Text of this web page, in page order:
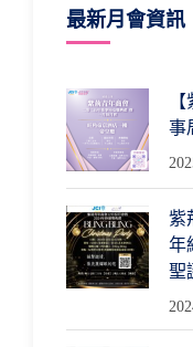
最新月會資訊
事
紫
年
聖